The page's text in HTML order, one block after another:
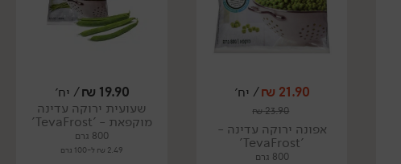
21.90
₪/ יח׳
23.90
₪
אפונה ירוקה עדינה -
'TevaFrost'
800 גרם
19.90
₪/ יח׳
שעועית ירוקה עדינה
מוקפאת - 'TevaFrost'
800 גרם
2.49 ₪ ל-100 גרם